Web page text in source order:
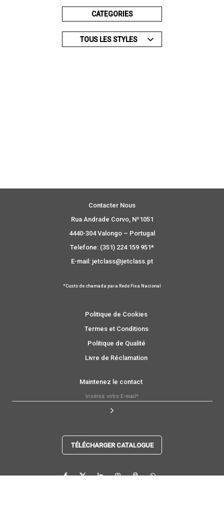
CATEGORIES
TOUS LES STYLES
Contacter Nous
Rua Andrade Corvo, Nº1051
4440-304 Valongo – Portugal
Telefone: (351) 224 159 951*
E-mail: jetclass@jetclass.pt
*Custo de chamada para Rede Fixa Nacional
Politique de Cookies
Termes et Conditions
Politique de Qualité
Livre de Réclamation
Maintenez le contact
TÉLÉCHARGER CATALOGUE